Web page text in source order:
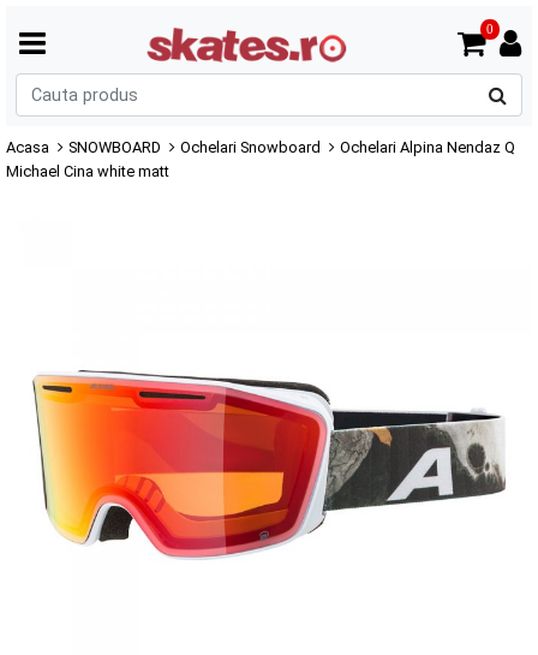
0
Acasa SNOWBOARD Ochelari Snowboard
Ochelari Alpina Nendaz Q
Michael Cina white matt